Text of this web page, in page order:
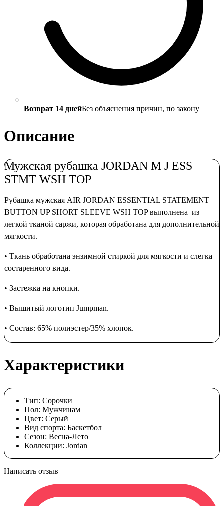
Возврат 14 днейБез объяснения причин, по закону
Описание
Мужская рубашка JORDAN M J ESS
STMT WSH TOP
Рубашка мужская AIR JORDAN ESSENTIAL STATEMENT
BUTTON UP SHORT SLEEVE WSH TOP выполнена из
легкой тканой саржи, которая обработана для дополнительной
мягкости.
• Ткань обработана энзимной стиркой для мягкости и слегка
состаренного вида.
• Застежка на кнопки.
• Вышитый логотип Jumpman.
• Состав: 65% полиэстер/35% хлопок.
Характеристики
Тип: Сорочки
Пол: Мужчинам
Цвет: Cерый
Вид спорта: Баскетбол
Сезон: Весна-Лето
Коллекции: Jordan
Написать отзыв